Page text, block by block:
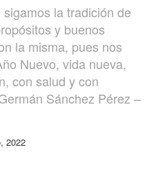
la tradición de
y buenos
la misma, pues nos
Nuevo, vida nueva,
con salud y con
Sánchez Pérez –
2022